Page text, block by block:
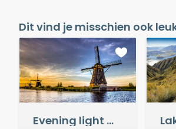
Dit vind je misschien ook
Evening light @ Kinderdijk